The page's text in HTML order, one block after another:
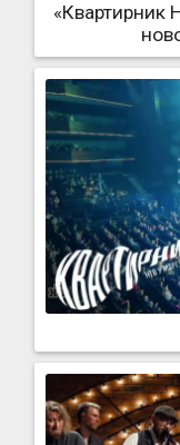
«Квартирник